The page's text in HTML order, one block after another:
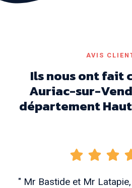
AVIS
Ils nous ont fait
Auriac-sur-
département
" Mr Bastide et Mr